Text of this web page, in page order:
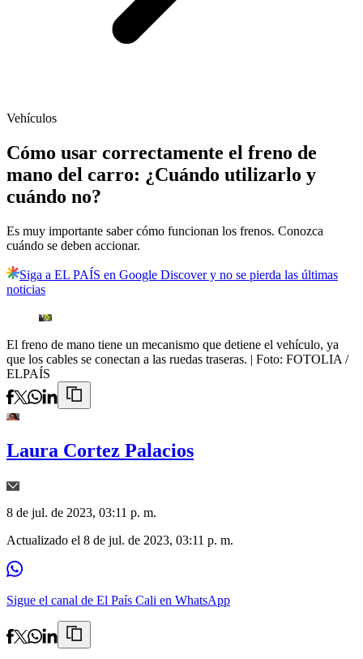
Vehículos
Cómo usar correctamente el freno de
mano del carro: ¿Cuándo utilizarlo y
cuándo no?
Es muy importante saber cómo funcionan los frenos. Conozca
cuándo se deben accionar.
Siga a EL PAÍS en Google Discover y no se pierda las últimas
noticias
El freno de mano tiene un mecanismo que detiene el vehículo, ya
que los cables se conectan a las ruedas traseras. | Foto: FOTOLIA /
ELPAÍS
Laura Cortez Palacios
8 de jul. de 2023, 03:11 p. m.
Actualizado el 8 de jul. de 2023, 03:11 p. m.
Sigue el canal de El País Cali en WhatsApp